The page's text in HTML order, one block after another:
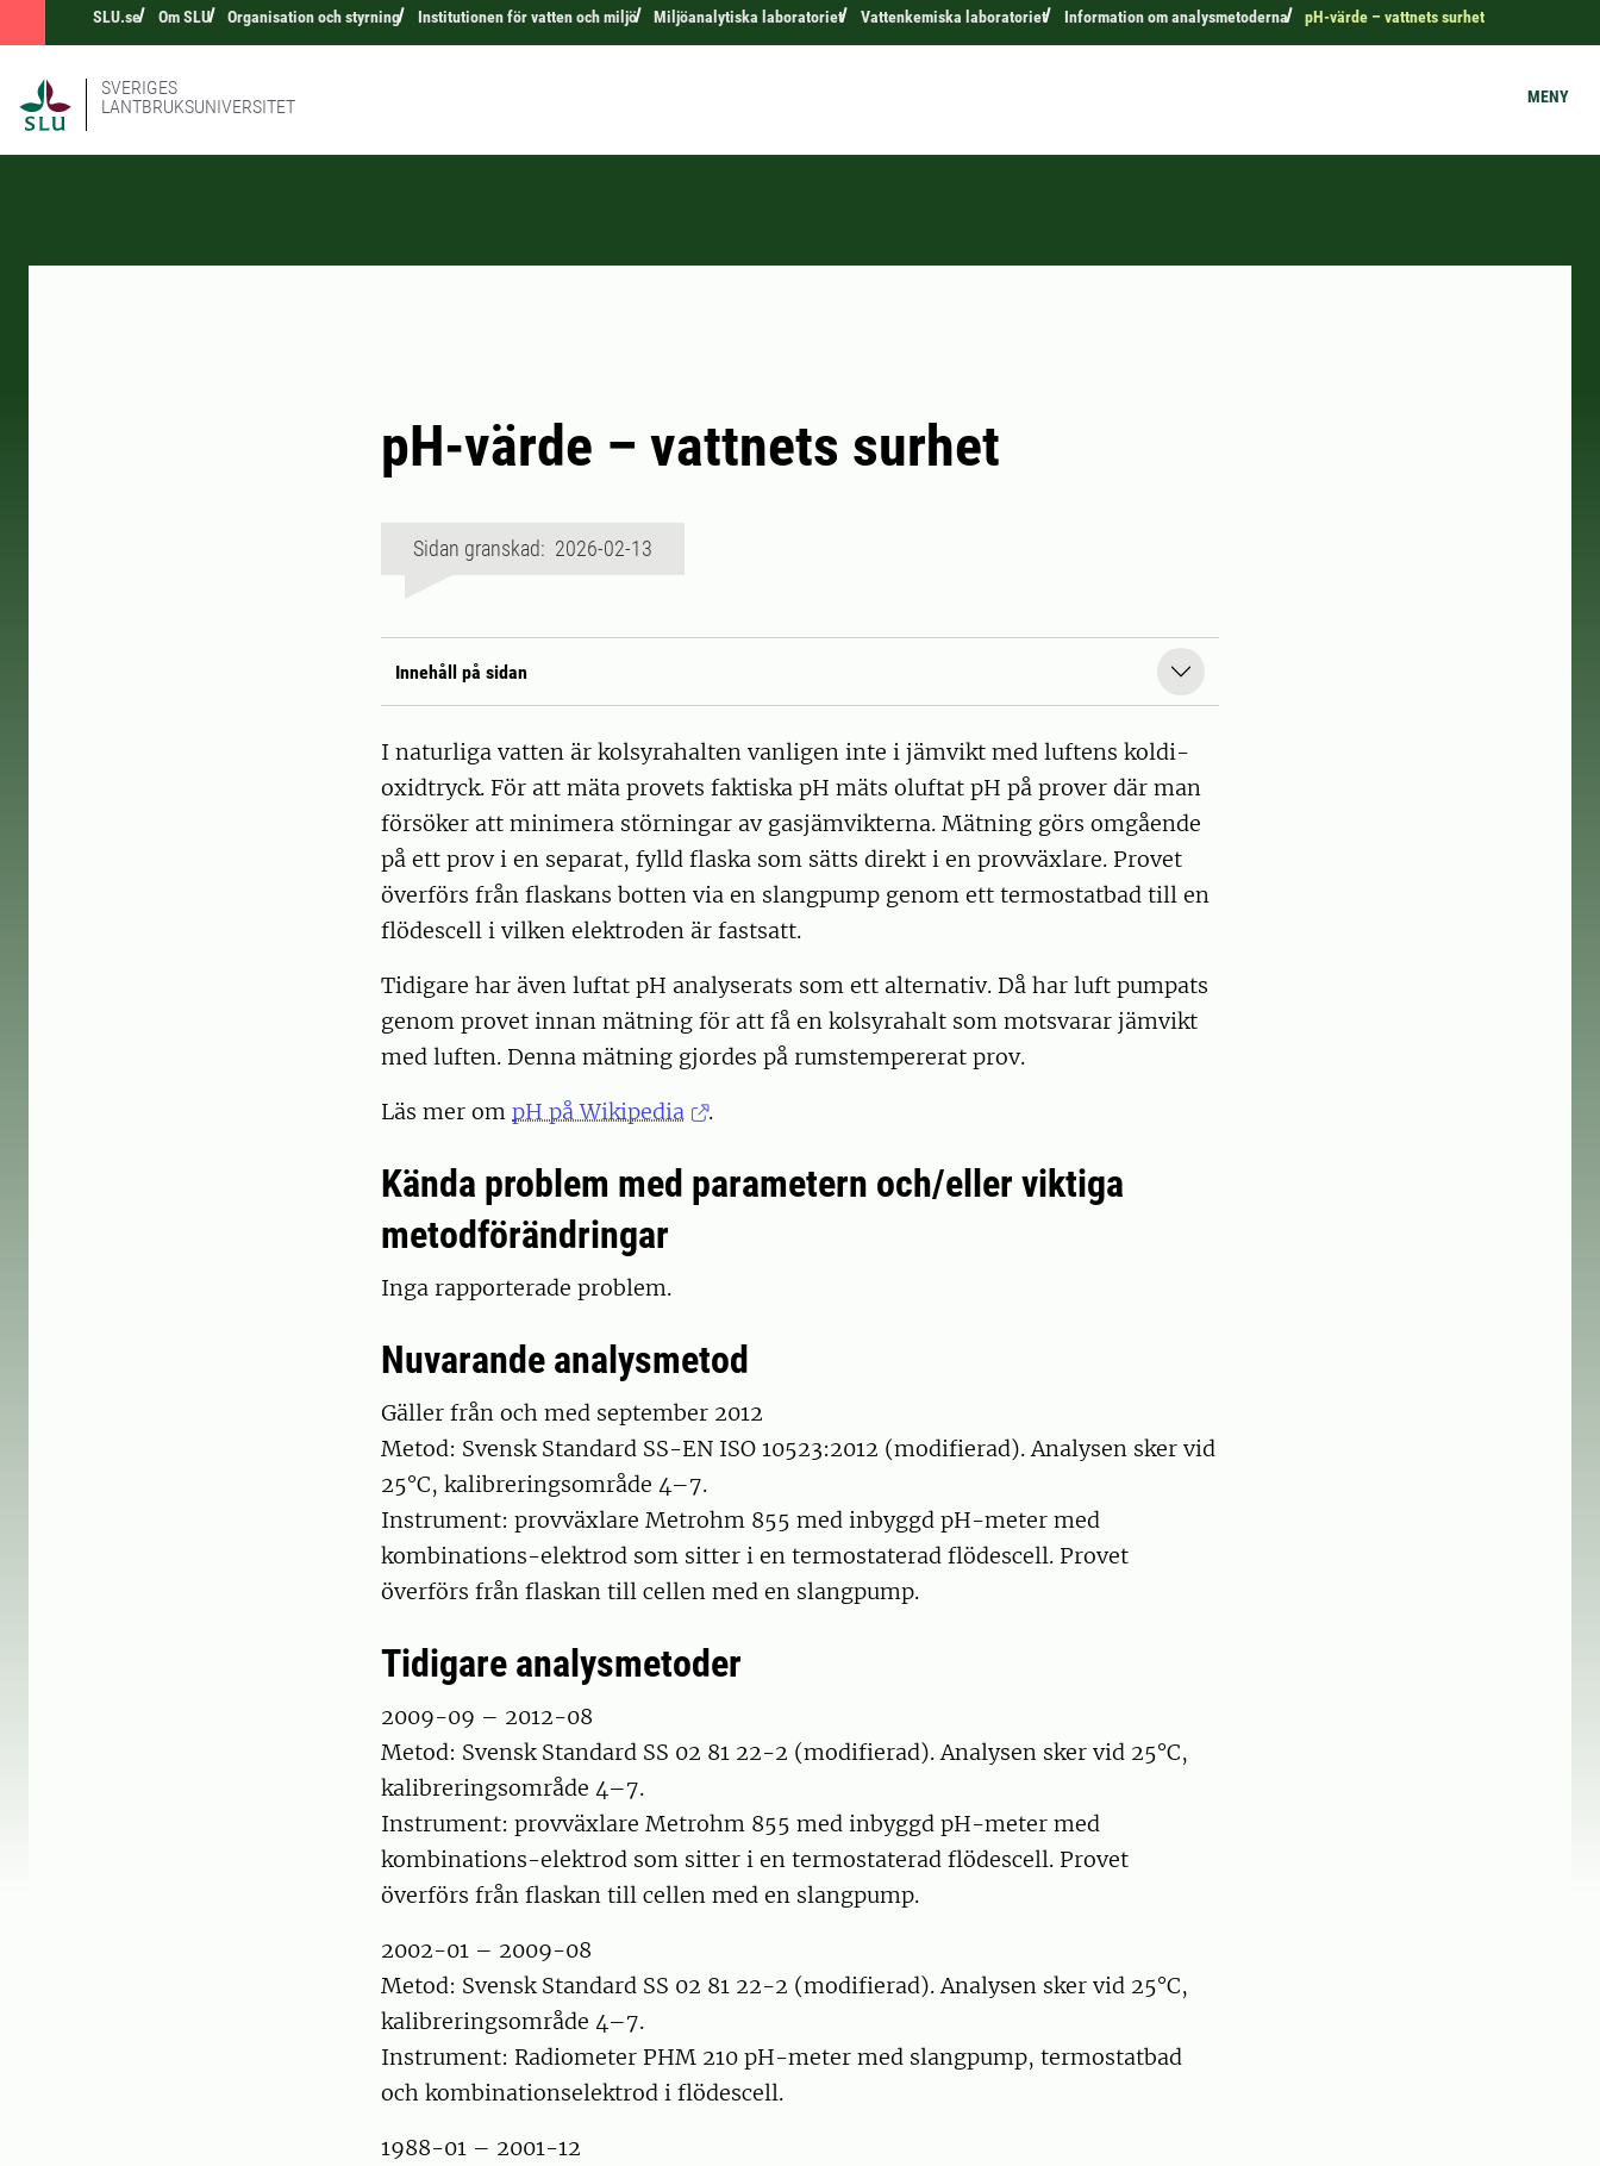
SLU.se Om SLU Organisation och styrning Institutionen för vatten och miljö Miljöanalytiska laboratoriet Vattenkemiska laboratoriet Information om analysmetoderna pH-värde – vattnets surhet
SVERIGES
LANTBRUKSUNIVERSITET
MENY
pH-värde – vattnets surhet
Sidan granskad: 2026-02-13
Innehåll på sidan
I naturliga vatten är kolsyrahalten vanligen inte i jämvikt med luftens koldi­
oxid­tryck. För att mäta provets faktiska pH mäts oluftat pH på prover där man
försöker att minimera störningar av gasjämvikterna. Mätning görs omgående
på ett prov i en separat, fylld flaska som sätts direkt i en provväxlare. Provet
överförs från flaskans botten via en slangpump genom ett termostatbad till en
flödescell i vilken elektroden är fastsatt.
Tidigare har även luftat pH analyserats som ett alternativ. Då har luft pumpats
genom provet innan mätning för att få en kolsyrahalt som motsvarar jämvikt
med luften. Denna mätning gjordes på rumstempererat prov.
Läs mer om pH på Wikipedia .
Kända problem med parametern och/eller viktiga
metodförändringar
Inga rapporterade problem.
Nuvarande analysmetod
Gäller från och med september 2012
Metod: Svensk Standard SS-EN ISO 10523:2012 (modifierad). Analysen sker vid
25°C, kalibreringsområde 4–7.
Instrument: provväxlare Metrohm 855 med inbyggd pH-meter med
kombinations-elektrod som sitter i en termostaterad flödescell. Provet
överförs från flaskan till cellen med en slangpump.
Tidigare analysmetoder
2009-09 – 2012-08
Metod: Svensk Standard SS 02 81 22-2 (modifierad). Analysen sker vid 25°C,
kalibreringsområde 4–7.
Instrument: provväxlare Metrohm 855 med inbyggd pH-meter med
kombinations-elektrod som sitter i en termostaterad flödescell. Provet
överförs från flaskan till cellen med en slangpump.
2002-01 – 2009-08
Metod: Svensk Standard SS 02 81 22-2 (modifierad). Analysen sker vid 25°C,
kalibreringsområde 4–7.
Instrument: Radiometer PHM 210 pH-meter med slangpump, termostatbad
och kombinationselektrod i flödescell.
1988-01 – 2001-12